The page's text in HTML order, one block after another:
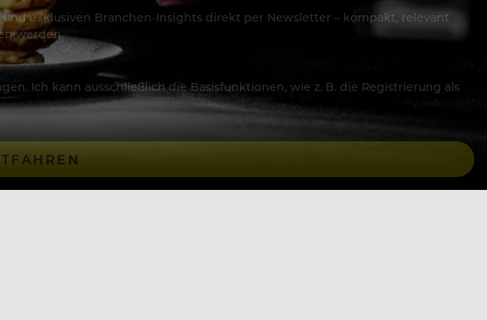
exklusiven Branchen-Insights direkt per Newsletter – kompakt, relevant
werden.
Ich kann ausschließlich die Basisfunktionen, wie z. B. die Registrierung als